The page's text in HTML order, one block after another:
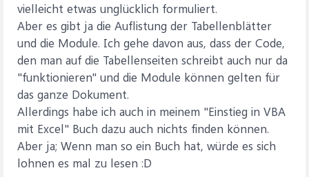
vielleicht etwas unglücklich formuliert.
Aber es gibt ja die Auflistung der Tabellenblätter
und die Module. Ich gehe davon aus, dass der Code,
den man auf die Tabellenseiten schreibt auch nur da
"funktionieren" und die Module können gelten für
das ganze Dokument.
Allerdings habe ich auch in meinem "Einstieg in VBA
mit Excel" Buch dazu auch nichts finden können.
Aber ja; Wenn man so ein Buch hat, würde es sich
lohnen es mal zu lesen :D